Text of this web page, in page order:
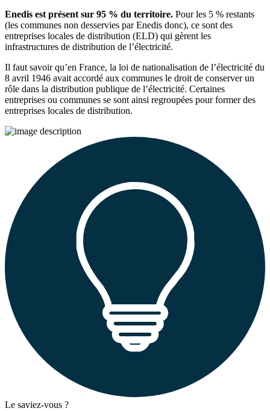
Enedis est présent sur 95 % du territoire. Pour les 5 % restants
(les communes non desservies par Enedis donc), ce sont des
entreprises locales de distribution (ELD) qui gèrent les
infrastructures de distribution de l’électricité.
Il faut savoir qu’en France, la loi de nationalisation de l’électricité du
8 avril 1946 avait accordé aux communes le droit de conserver un
rôle dans la distribution publique de l’électricité. Certaines
entreprises ou communes se sont ainsi regroupées pour former des
entreprises locales de distribution.
Le saviez-vous ?